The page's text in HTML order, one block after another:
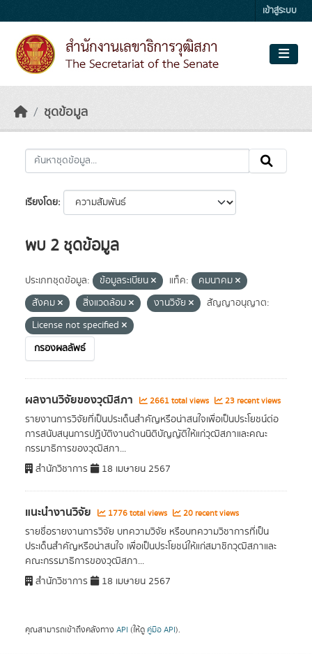
เข้าสู่ระบบ
ชุดข้อมูล
เรียงโดย
พบ 2 ชุดข้อมูล
ประเภทชุดข้อมูล: ข้อมูลระเบียน แท็ค:
คมนาคม
สังคม
สิ่งแวดล้อม งานวิจัย
สัญญาอนุญาต:
License not specified
กรองผลลัพธ์
ผลงานวิจัยของวุฒิสภา 2661 total views 23 recent views
รายงานการวิจัยที่เป็นประเด็นสำคัญหรือน่าสนใจเพื่อเป็นประโยชน์ต่อ
การสนับสนุนการปฏิบัติงานด้านนิติบัญญัติให้แก่วุฒิสภาและคณะ
กรรมาธิการของวุฒิสภา...
สำนักวิชาการ
18 เมษายน 2567
แนะนำงานวิจัย 1776 total views 20 recent views
รายชื่อรายงานการวิจัย บทความวิจัย หรือบทความวิชาการที่เป็น
ประเด็นสำคัญหรือน่าสนใจ เพื่อเป็นประโยชน์ให้แก่สมาชิกวุฒิสภาและ
คณะกรรมาธิการของวุฒิสภา...
สำนักวิชาการ
18 เมษายน 2567
คุณสามารถเข้าถึงคลังทาง API (ให้ดู คู่มือ API).